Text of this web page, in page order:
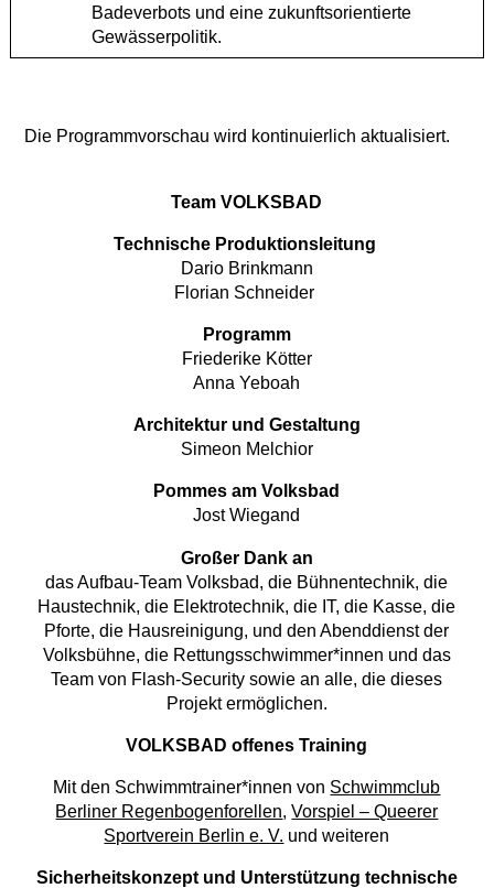
Badeverbots und eine zukunftsorientierte
Gewässerpolitik.
Die Programmvorschau wird kontinuierlich aktualisiert.
Team VOLKSBAD
Technische Produktionsleitung
Dario Brinkmann
Florian Schneider
Programm
Friederike Kötter
Anna Yeboah
Architektur und Gestaltung
Simeon Melchior
Pommes am Volksbad
Jost Wiegand
Großer Dank an
das Aufbau-Team Volksbad, die Bühnentechnik, die
Haustechnik, die Elektrotechnik, die IT, die Kasse, die
Pforte, die Hausreinigung, und den Abenddienst der
Volksbühne, die Rettungsschwimmer*innen und das
Team von Flash-Security sowie an alle, die dieses
Projekt ermöglichen.
VOLKSBAD offenes Training
Mit den Schwimmtrainer*innen von Schwimmclub
Berliner Regenbogenforellen,Vorspiel – Queerer
Sportverein Berlin e. V. und weiteren
Sicherheitskonzept und Unterstützung technische